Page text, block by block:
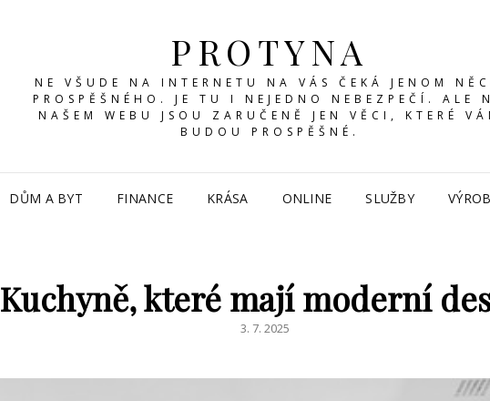
PROTYNA
NE VŠUDE NA INTERNETU NA VÁS ČEKÁ JENOM
PROSPĚŠNÉHO. JE TU I NEJEDNO NEBEZPEČÍ. ALE
NAŠEM WEBU JSOU ZARUČENĚ JEN VĚCI, KTERÉ
BUDOU PROSPĚŠNÉ.
DŮM A BYT FINANCE KRÁSA ONLINE SLUŽBY
Kuchyně, které mají moderní
POSTED
3. 7. 2025